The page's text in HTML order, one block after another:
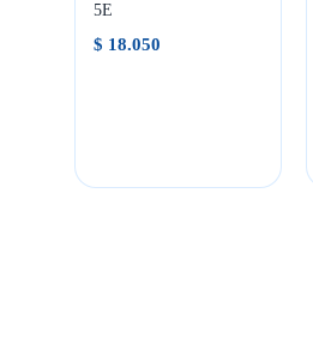
5E
$ 18.050